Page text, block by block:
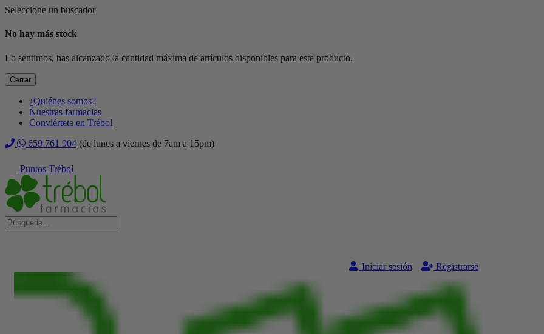
Seleccione un buscador
No hay más stock
Lo sentimos, has alcanzado la cantidad máxima de artículos disponibles para este producto.
Cerrar
¿Quiénes somos?
Nuestras farmacias
Conviértete en Trébol
659 761 904 (de lunes a viernes de 7am a 15pm)
Puntos Trébol
Iniciar sesión Registrarse